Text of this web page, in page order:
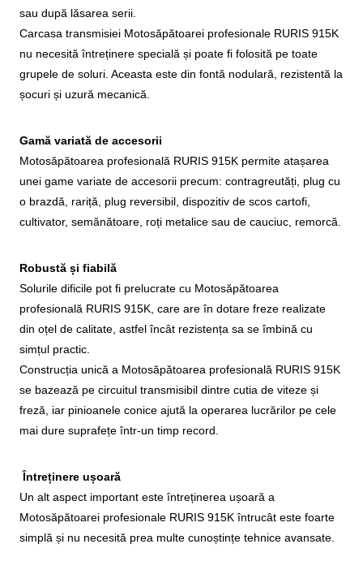
sau după lăsarea serii.
Carcasa transmisiei Motosăpătoarei profesionale RURIS 915K
nu necesită întreținere specială și poate fi folosită pe toate
grupele de soluri. Aceasta este din fontă nodulară, rezistentă la
șocuri și uzură mecanică.
Gamă variată de accesorii
Motosăpătoarea profesională RURIS 915K permite atașarea
unei game variate de accesorii precum: contragreutăți, plug cu
o brazdă, rariță, plug reversibil, dispozitiv de scos cartofi,
cultivator, semănătoare, roți metalice sau de cauciuc, remorcă.
Robustă și fiabilă
Solurile dificile pot fi prelucrate cu Motosăpătoarea
profesională RURIS 915K, care are în dotare freze realizate
din oțel de calitate, astfel încât rezistența sa se îmbină cu
simțul practic.
Construcția unică a Motosăpătoarea profesională RURIS 915K
se bazează pe circuitul transmisibil dintre cutia de viteze și
freză, iar pinioanele conice ajută la operarea lucrărilor pe cele
mai dure suprafețe într-un timp record.
Întreținere ușoară
Un alt aspect important este întreținerea ușoară a
Motosăpătoarei profesionale RURIS 915K întrucât este foarte
simplă și nu necesită prea multe cunoștințe tehnice avansate.